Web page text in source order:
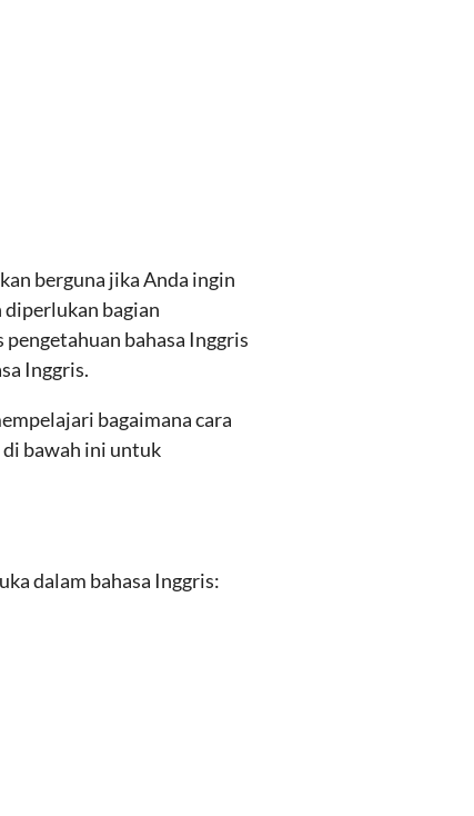
berguna jika Anda ingin
diperlukan bagian
bahasa Inggris
Inggris.
bagaimana cara
bawah ini untuk
dalam bahasa Inggris: